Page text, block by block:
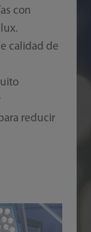
con
calidad de
reducir